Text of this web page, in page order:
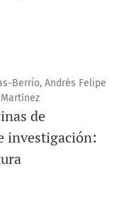
Berrio, Andrés Felipe
de
investigación: